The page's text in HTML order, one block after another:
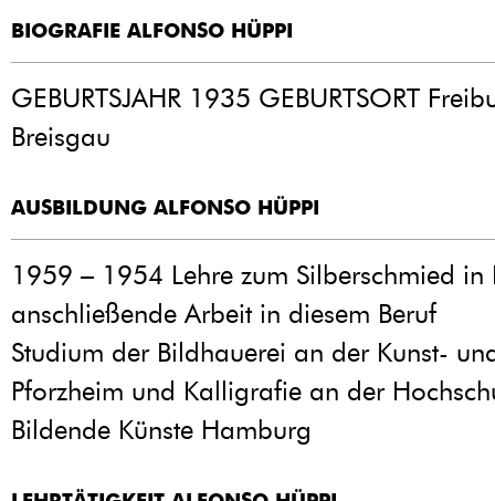
BIOGRAFIE ALFONSO HÜPPI
GEBURTSJAHR 1935 GEBURTSORT
Breisgau
AUSBILDUNG ALFONSO HÜPPI
1959 – 1954 Lehre zum Silberschmied in
anschließende Arbeit in diesem Beruf
Studium der Bildhauerei an der Kunst-
Pforzheim und Kalligrafie an der
Bildende Künste Hamburg